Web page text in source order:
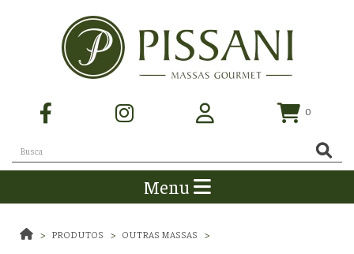
0
Menu
PRODUTOS OUTRAS MASSAS